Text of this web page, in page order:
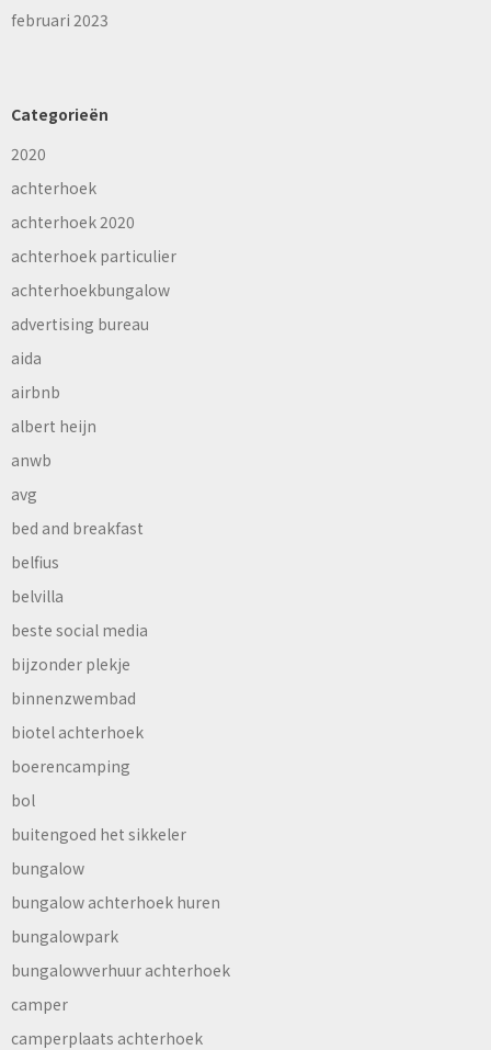
februari 2023
Categorieën
2020
achterhoek
achterhoek 2020
achterhoek particulier
achterhoekbungalow
advertising bureau
aida
airbnb
albert heijn
anwb
avg
bed and breakfast
belfius
belvilla
beste social media
bijzonder plekje
binnenzwembad
biotel achterhoek
boerencamping
bol
buitengoed het sikkeler
bungalow
bungalow achterhoek huren
bungalowpark
bungalowverhuur achterhoek
camper
camperplaats achterhoek